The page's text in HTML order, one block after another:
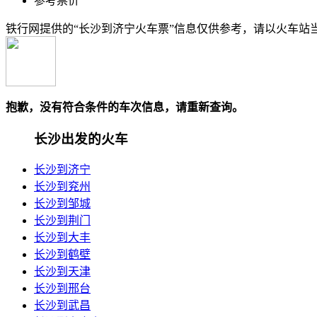
铁行网提供的“长沙到济宁火车票”信息仅供参考，请以火车站
抱歉，没有符合条件的车次信息，请重新查询。
长沙出发的火车
长沙到济宁
长沙到兖州
长沙到邹城
长沙到荆门
长沙到大丰
长沙到鹤壁
长沙到天津
长沙到邢台
长沙到武昌